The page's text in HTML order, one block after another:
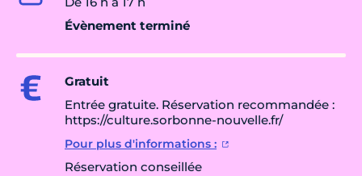
Évènement terminé
Gratuit
Entrée gratuite. Réservation recommandée :
https://culture.sorbonne-nouvelle.fr/
Pour plus d'informations :
Réservation conseillée